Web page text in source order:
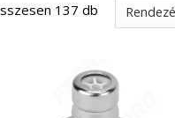
137 db